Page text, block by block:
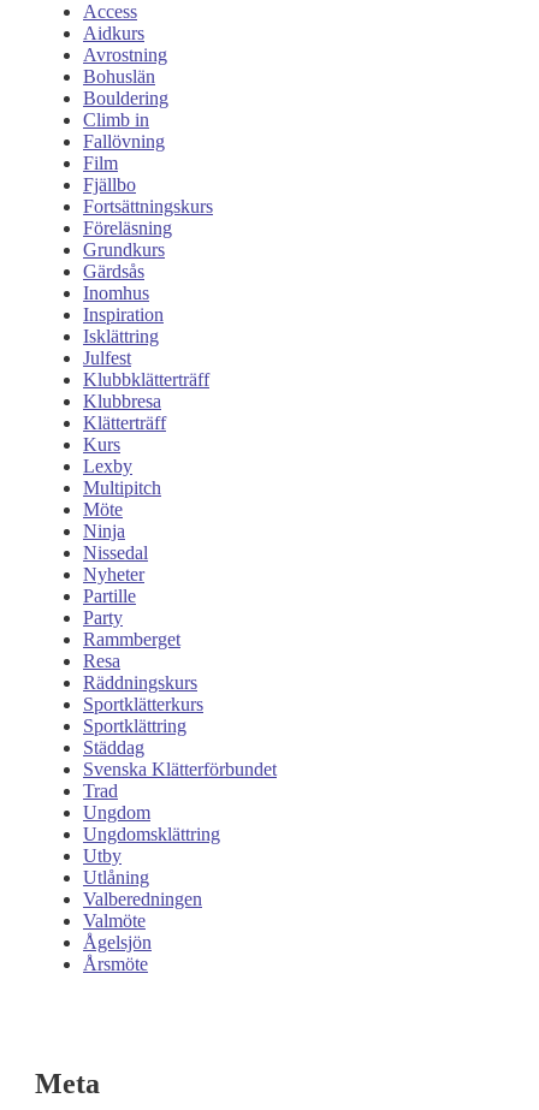
Access
Aidkurs
Avrostning
Bohuslän
Bouldering
Climb in
Fallövning
Film
Fjällbo
Fortsättningskurs
Föreläsning
Grundkurs
Gärdsås
Inomhus
Inspiration
Isklättring
Julfest
Klubbklätterträff
Klubbresa
Klätterträff
Kurs
Lexby
Multipitch
Möte
Ninja
Nissedal
Nyheter
Partille
Party
Rammberget
Resa
Räddningskurs
Sportklätterkurs
Sportklättring
Städdag
Svenska Klätterförbundet
Trad
Ungdom
Ungdomsklättring
Utby
Utlåning
Valberedningen
Valmöte
Ågelsjön
Årsmöte
Meta